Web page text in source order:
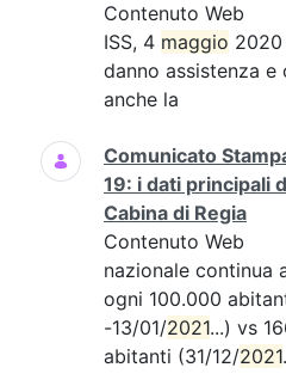
Contenuto Web
ISS, 4 maggio 2020
danno assistenza
anche la
Comunicato
19: i dati principali
Cabina di Regia
Contenuto Web
nazionale continua
ogni 100.000
-13/01/2021...) vs
abitanti (31/12/2021